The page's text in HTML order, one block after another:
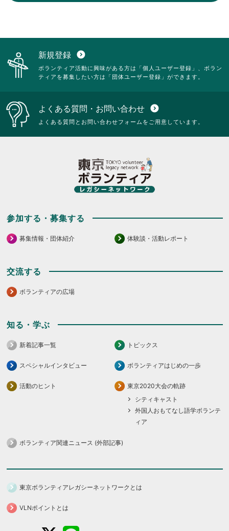
新規登録 expand_circle_down
ボランティア活動に興味がある方は「個人ユーザー登録」、ボラン
ティアを募集したい方は「団体ユーザー登録」ができます。
よくある質問・お問い合わせ expand_circle_down
よくある質問とお問い合わせフォームをご用意しています。
参加する・募集する
募集情報・団体紹介 体験談・活動レポート
交流する
ボランティアの広場
知る・学ぶ
新着記事一覧 トピックス
スペシャルインタビュー ボランティアはじめの一歩
活動のヒント
東京2020大会の軌跡
シティキャスト
外国人おもてなし語学ボランテ
ィア
ボランティア関連ニュース (外部記事)
東京ボランティアレガシーネットワークとは
VLNポイントとは